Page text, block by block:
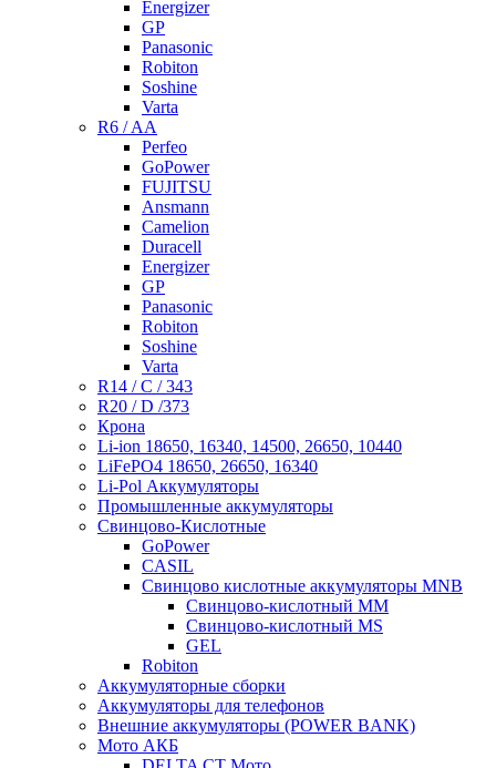
Energizer
GP
Panasonic
Robiton
Soshine
Varta
R6 / AA
Perfeo
GoPower
FUJITSU
Ansmann
Camelion
Duracell
Energizer
GP
Panasonic
Robiton
Soshine
Varta
R14 / C / 343
R20 / D /373
Крона
Li-ion 18650, 16340, 14500, 26650, 10440
LiFePO4 18650, 26650, 16340
Li-Pol Аккумуляторы
Промышленные аккумуляторы
Свинцово-Кислотные
GoPower
CASIL
Свинцово кислотные аккумуляторы MNB
Cвинцово-кислотный MM
Cвинцово-кислотный MS
GEL
Robiton
Аккумуляторные сборки
Аккумуляторы для телефонов
Внешние аккумуляторы (POWER BANK)
Мото АКБ